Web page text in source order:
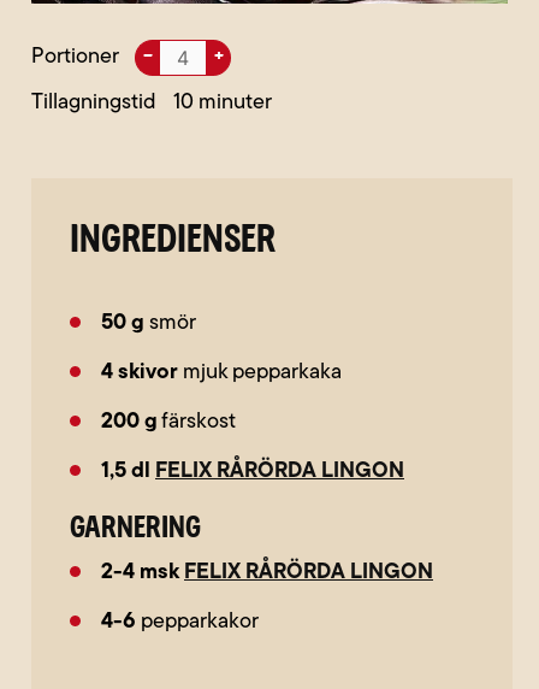
Portioner – +
Tillagningstid 10
INGREDIENSER
50 g smör
4 skivor mjuk pepparkaka
200 g färskost
1,5 dl FELIX RÅRÖRDA LINGON
Garnering
2-4 msk FELIX RÅRÖRDA LINGON
4-6 pepparkakor